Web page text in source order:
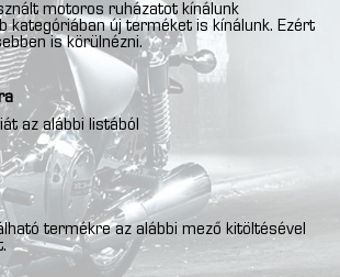
motoros ruházatot kínálunk
kategóriában új terméket is kínálunk. Ezért
is körülnézni.
az alábbi listából
termékre az alábbi mező kitöltésével